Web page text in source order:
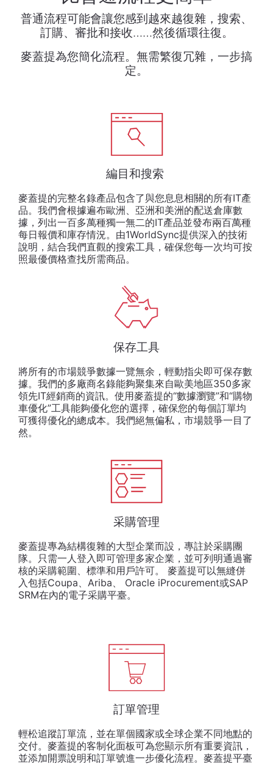
普通流程可能會讓您感到越來越復雜，搜索、
訂購、審批和接收……然後循環往復。
麥蓋提為您簡化流程。無需繁復冗雜，一步搞
定。
編目和搜索
麥蓋提的完整名錄產品包含了與您息息相關的所有IT產
品。我們會根據遍布歐洲、亞洲和美洲的配送倉庫數
據，列出一百多萬種獨一無二的IT產品並發布兩百萬種
每日報價和庫存情況。由1WorldSync提供深入的技術
說明，結合我們直觀的搜索工具，確保您每一次均可按
照最優價格查找所需商品。
保存工具
將所有的市場競爭數據一覽無余 ， 輕動指尖即可保存數
據。我們的多廠商名錄能夠聚集來自歐美地區350多家
領先IT經銷商的資訊。 使用麥蓋提的“數據瀏覽”和“購物
車優化”工具能夠優化您的選擇 ， 確保您的每個訂單均
可獲得優化的總成本。 我們絕無偏私 ， 市場競爭一目了
然。
采購管理
麥蓋提專為結構復雜的大型企業而設，專註於采購團
隊。只需一人登入即可管理多家企業，並可列明通過審
核的采購範圍、標準和用戶許可。 麥蓋提可以無縫併
入包括Coupa、Ariba、 Oracle iProcurement或SAP
SRM在內的電子采購平臺。
訂單管理
輕松追蹤訂單流，並在單個國家或全球企業不同地點的
交付。麥蓋提的客制化面板可為您顯示所有重要資訊，
並添加開票說明和訂單號進一步優化流程。麥蓋提平臺